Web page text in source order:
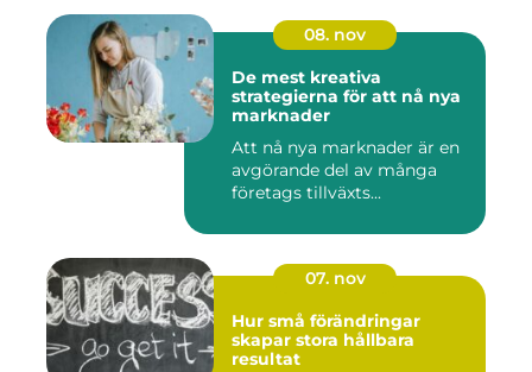
08. nov
De mest kreativa
strategierna för att nå nya
marknader
Att nå nya marknader är en
avgörande del av många
företags tillväxts...
07. nov
Hur små förändringar
skapar stora hållbara
resultat